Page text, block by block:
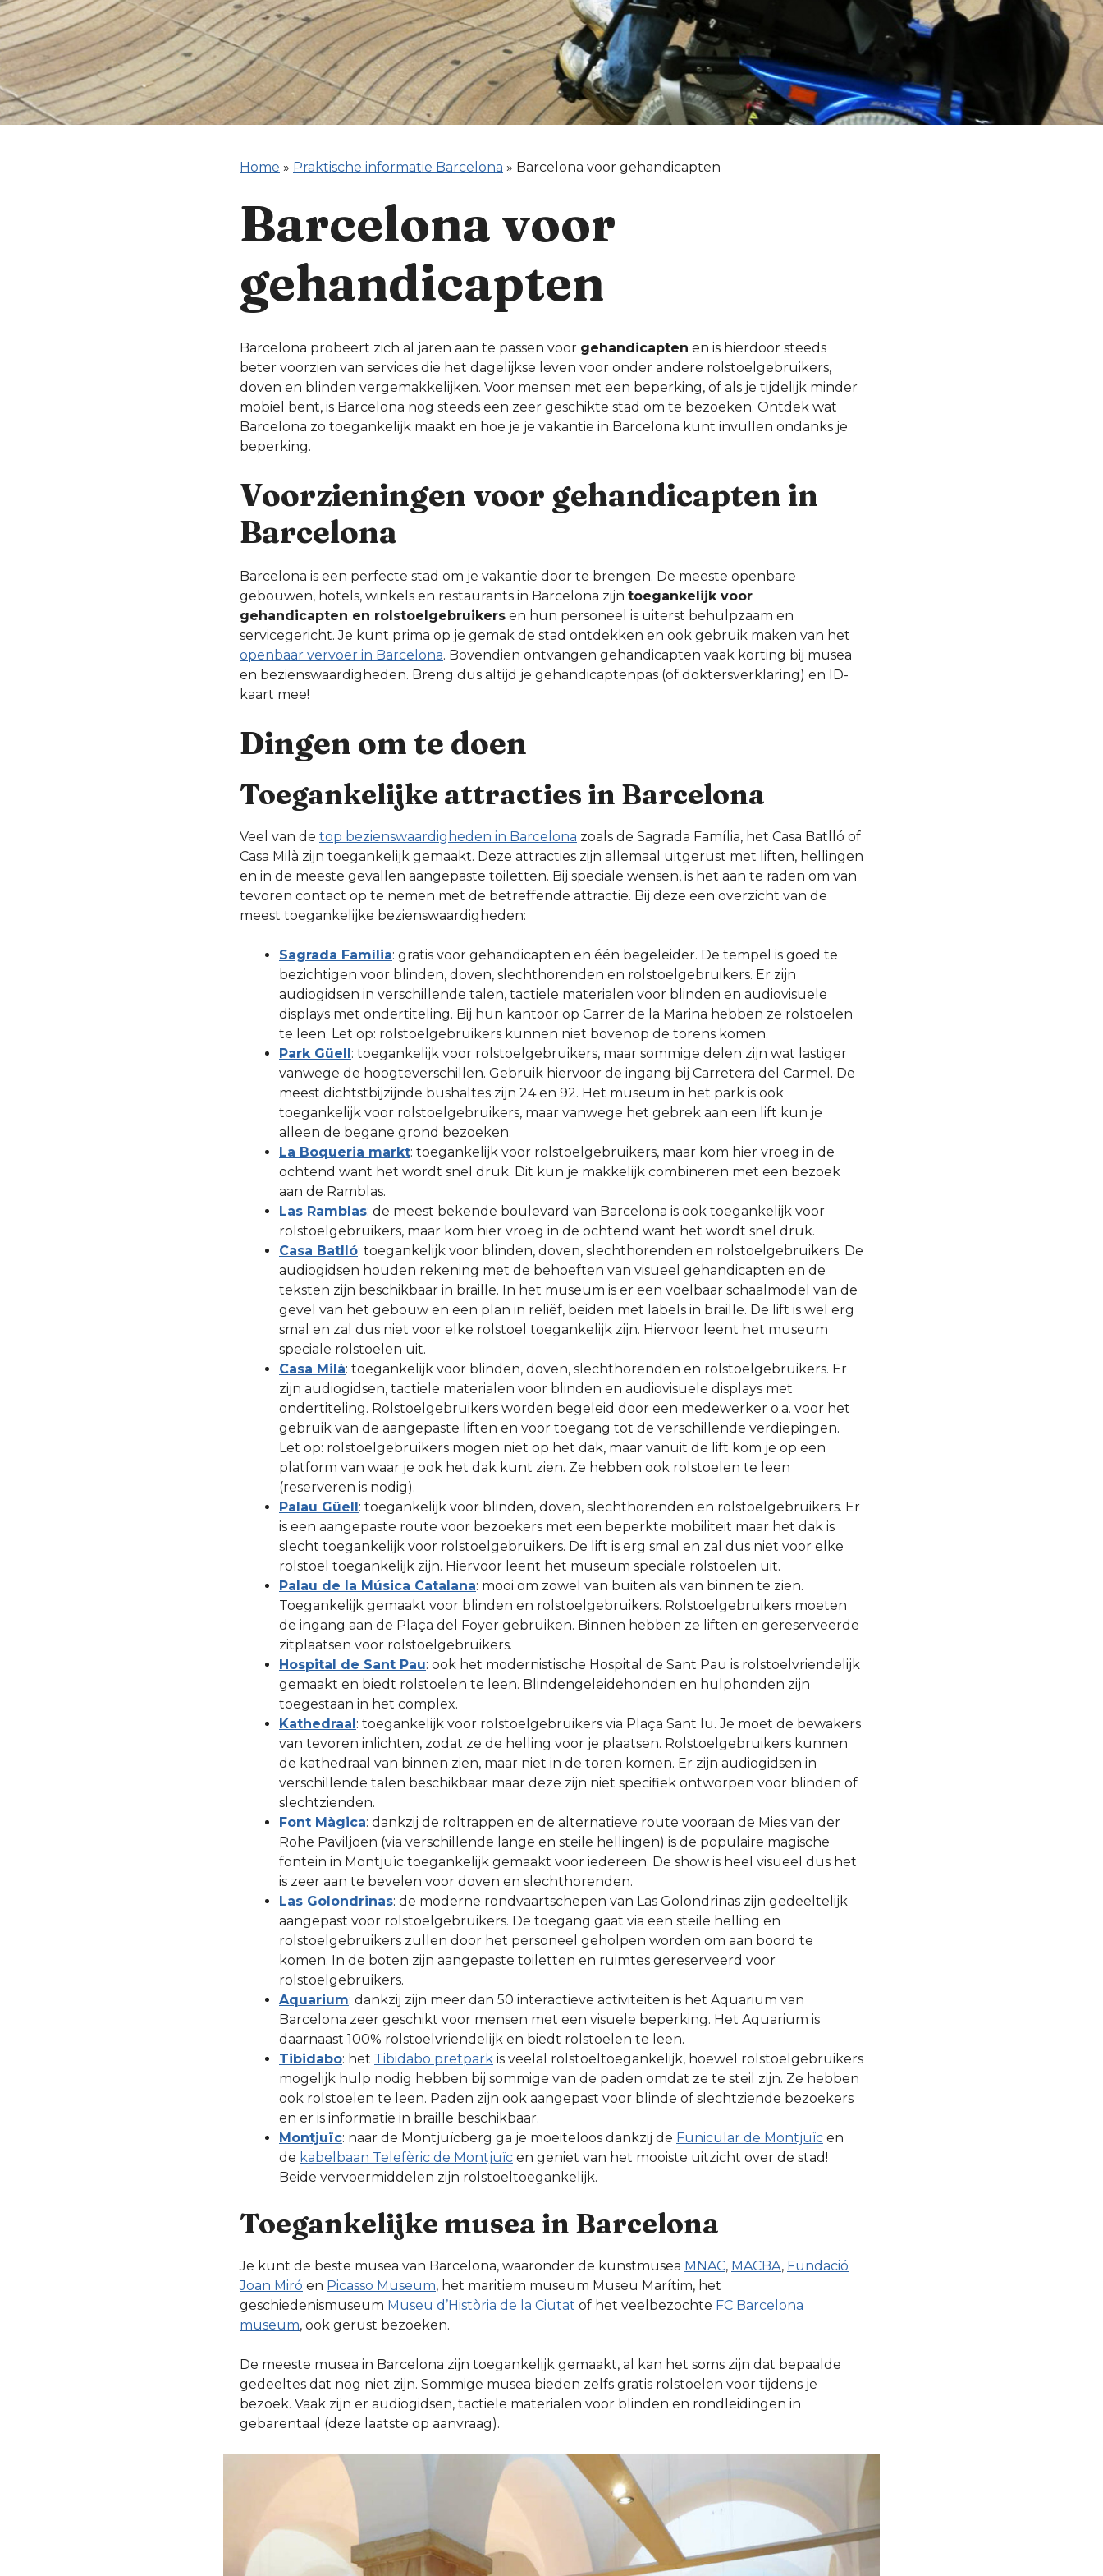
Home » Praktische informatie Barcelona » Barcelona voor gehandicapten
Barcelona voor
gehandicapten
Barcelona probeert zich al jaren aan te passen voor gehandicapten en is hierdoor steeds
beter voorzien van services die het dagelijkse leven voor onder andere rolstoelgebruikers,
doven en blinden vergemakkelijken. Voor mensen met een beperking, of als je tijdelijk minder
mobiel bent, is Barcelona nog steeds een zeer geschikte stad om te bezoeken. Ontdek wat
Barcelona zo toegankelijk maakt en hoe je je vakantie in Barcelona kunt invullen ondanks je
beperking.
Voorzieningen voor gehandicapten in
Barcelona
Barcelona is een perfecte stad om je vakantie door te brengen. De meeste openbare
gebouwen, hotels, winkels en restaurants in Barcelona zijn toegankelijk voor
gehandicapten en rolstoelgebruikers en hun personeel is uiterst behulpzaam en
servicegericht. Je kunt prima op je gemak de stad ontdekken en ook gebruik maken van het
openbaar vervoer in Barcelona. Bovendien ontvangen gehandicapten vaak korting bij musea
en bezienswaardigheden. Breng dus altijd je gehandicaptenpas (of doktersverklaring) en ID-
kaart mee!
Dingen om te doen
Toegankelijke attracties in Barcelona
Veel van de top bezienswaardigheden in Barcelona zoals de Sagrada Família, het Casa Batlló of
Casa Milà zijn toegankelijk gemaakt. Deze attracties zijn allemaal uitgerust met liften, hellingen
en in de meeste gevallen aangepaste toiletten. Bij speciale wensen, is het aan te raden om van
tevoren contact op te nemen met de betreffende attractie. Bij deze een overzicht van de
meest toegankelijke bezienswaardigheden:
Sagrada Família: gratis voor gehandicapten en één begeleider. De tempel is goed te
bezichtigen voor blinden, doven, slechthorenden en rolstoelgebruikers. Er zijn
audiogidsen in verschillende talen, tactiele materialen voor blinden en audiovisuele
displays met ondertiteling. Bij hun kantoor op Carrer de la Marina hebben ze rolstoelen
te leen. Let op: rolstoelgebruikers kunnen niet bovenop de torens komen.
Park Güell: toegankelijk voor rolstoelgebruikers, maar sommige delen zijn wat lastiger
vanwege de hoogteverschillen. Gebruik hiervoor de ingang bij Carretera del Carmel. De
meest dichtstbijzijnde bushaltes zijn 24 en 92. Het museum in het park is ook
toegankelijk voor rolstoelgebruikers, maar vanwege het gebrek aan een lift kun je
alleen de begane grond bezoeken.
La Boqueria markt: toegankelijk voor rolstoelgebruikers, maar kom hier vroeg in de
ochtend want het wordt snel druk. Dit kun je makkelijk combineren met een bezoek
aan de Ramblas.
Las Ramblas: de meest bekende boulevard van Barcelona is ook toegankelijk voor
rolstoelgebruikers, maar kom hier vroeg in de ochtend want het wordt snel druk.
Casa Batlló: toegankelijk voor blinden, doven, slechthorenden en rolstoelgebruikers. De
audiogidsen houden rekening met de behoeften van visueel gehandicapten en de
teksten zijn beschikbaar in braille. In het museum is er een voelbaar schaalmodel van de
gevel van het gebouw en een plan in reliëf, beiden met labels in braille. De lift is wel erg
smal en zal dus niet voor elke rolstoel toegankelijk zijn. Hiervoor leent het museum
speciale rolstoelen uit.
Casa Milà: toegankelijk voor blinden, doven, slechthorenden en rolstoelgebruikers. Er
zijn audiogidsen, tactiele materialen voor blinden en audiovisuele displays met
ondertiteling. Rolstoelgebruikers worden begeleid door een medewerker o.a. voor het
gebruik van de aangepaste liften en voor toegang tot de verschillende verdiepingen.
Let op: rolstoelgebruikers mogen niet op het dak, maar vanuit de lift kom je op een
platform van waar je ook het dak kunt zien. Ze hebben ook rolstoelen te leen
(reserveren is nodig).
Palau Güell: toegankelijk voor blinden, doven, slechthorenden en rolstoelgebruikers. Er
is een aangepaste route voor bezoekers met een beperkte mobiliteit maar het dak is
slecht toegankelijk voor rolstoelgebruikers. De lift is erg smal en zal dus niet voor elke
rolstoel toegankelijk zijn. Hiervoor leent het museum speciale rolstoelen uit.
Palau de la Música Catalana: mooi om zowel van buiten als van binnen te zien.
Toegankelijk gemaakt voor blinden en rolstoelgebruikers. Rolstoelgebruikers moeten
de ingang aan de Plaça del Foyer gebruiken. Binnen hebben ze liften en gereserveerde
zitplaatsen voor rolstoelgebruikers.
Hospital de Sant Pau: ook het modernistische Hospital de Sant Pau is rolstoelvriendelijk
gemaakt en biedt rolstoelen te leen. Blindengeleidehonden en hulphonden zijn
toegestaan in het complex.
Kathedraal: toegankelijk voor rolstoelgebruikers via Plaça Sant Iu. Je moet de bewakers
van tevoren inlichten, zodat ze de helling voor je plaatsen. Rolstoelgebruikers kunnen
de kathedraal van binnen zien, maar niet in de toren komen. Er zijn audiogidsen in
verschillende talen beschikbaar maar deze zijn niet specifiek ontworpen voor blinden of
slechtzienden.
Font Màgica: dankzij de roltrappen en de alternatieve route vooraan de Mies van der
Rohe Paviljoen (via verschillende lange en steile hellingen) is de populaire magische
fontein in Montjuïc toegankelijk gemaakt voor iedereen. De show is heel visueel dus het
is zeer aan te bevelen voor doven en slechthorenden.
Las Golondrinas: de moderne rondvaartschepen van Las Golondrinas zijn gedeeltelijk
aangepast voor rolstoelgebruikers. De toegang gaat via een steile helling en
rolstoelgebruikers zullen door het personeel geholpen worden om aan boord te
komen. In de boten zijn aangepaste toiletten en ruimtes gereserveerd voor
rolstoelgebruikers.
Aquarium: dankzij zijn meer dan 50 interactieve activiteiten is het Aquarium van
Barcelona zeer geschikt voor mensen met een visuele beperking. Het Aquarium is
daarnaast 100% rolstoelvriendelijk en biedt rolstoelen te leen.
Tibidabo: het Tibidabo pretpark is veelal rolstoeltoegankelijk, hoewel rolstoelgebruikers
mogelijk hulp nodig hebben bij sommige van de paden omdat ze te steil zijn. Ze hebben
ook rolstoelen te leen. Paden zijn ook aangepast voor blinde of slechtziende bezoekers
en er is informatie in braille beschikbaar.
Montjuïc: naar de Montjuïcberg ga je moeiteloos dankzij de Funicular de Montjuïc en
de kabelbaan Telefèric de Montjuïc en geniet van het mooiste uitzicht over de stad!
Beide vervoermiddelen zijn rolstoeltoegankelijk.
Toegankelijke musea in Barcelona
Je kunt de beste musea van Barcelona, waaronder de kunstmusea MNAC, MACBA, Fundació
Joan Miró en Picasso Museum, het maritiem museum Museu Marítim, het
geschiedenismuseum Museu d’Història de la Ciutat of het veelbezochte FC Barcelona
museum, ook gerust bezoeken.
De meeste musea in Barcelona zijn toegankelijk gemaakt, al kan het soms zijn dat bepaalde
gedeeltes dat nog niet zijn. Sommige musea bieden zelfs gratis rolstoelen voor tijdens je
bezoek. Vaak zijn er audiogidsen, tactiele materialen voor blinden en rondleidingen in
gebarentaal (deze laatste op aanvraag).